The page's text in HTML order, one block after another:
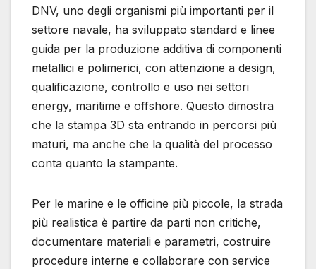
DNV, uno degli organismi più importanti per il
settore navale, ha sviluppato standard e linee
guida per la produzione additiva di componenti
metallici e polimerici, con attenzione a design,
qualificazione, controllo e uso nei settori
energy, maritime e offshore. Questo dimostra
che la stampa 3D sta entrando in percorsi più
maturi, ma anche che la qualità del processo
conta quanto la stampante.
Per le marine e le officine più piccole, la strada
più realistica è partire da parti non critiche,
documentare materiali e parametri, costruire
procedure interne e collaborare con service